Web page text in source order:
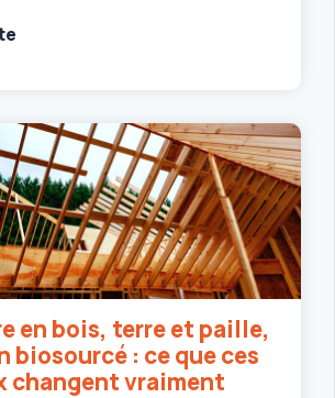
en bois, terre et paille,
biosourcé : ce que ces
changent vraiment